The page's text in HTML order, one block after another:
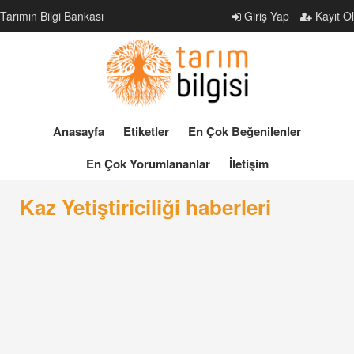
Tarımın Bilgi Bankası Giriş Yap Kayıt Ol
Anasayfa Etiketler
En Çok Beğenilenler
En Çok Yorumlananlar
İletişim
Kaz Yetiştiriciliği haberleri